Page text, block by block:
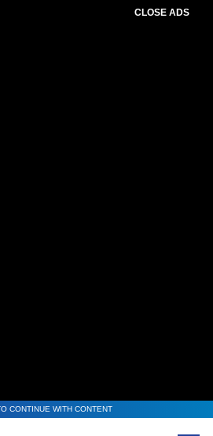
CLOSE ADS
CONTINUE WITH CONTENT